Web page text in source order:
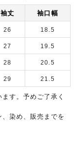
袖丈 袖口幅
26 18.5
27 19.5
28 20.5
29 21.5
す。予めご了承く
染め、販売までを